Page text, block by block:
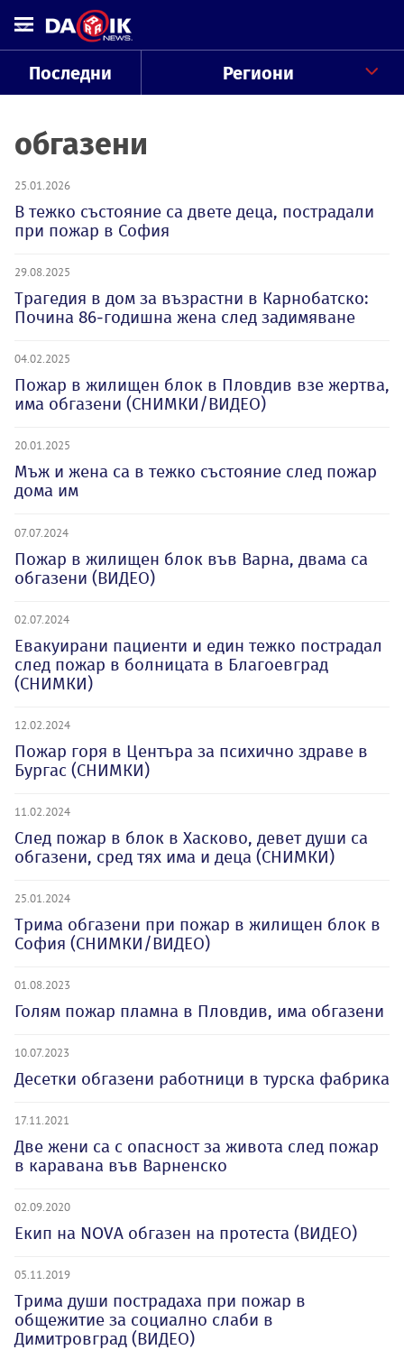
Последни Региони
обгазени
25.01.2026
В тежко състояние са двете деца, пострадали
при пожар в София
29.08.2025
Трагедия в дом за възрастни в Карнобатско:
Почина 86-годишна жена след задимяване
04.02.2025
Пожар в жилищен блок в Пловдив взе жертва,
има обгазени (СНИМКИ/ВИДЕО)
20.01.2025
Мъж и жена са в тежко състояние след пожар
дома им
07.07.2024
Пожар в жилищен блок във Варна, двама са
обгазени (ВИДЕО)
02.07.2024
Евакуирани пациенти и един тежко пострадал
след пожар в болницата в Благоевград
(СНИМКИ)
12.02.2024
Пожар горя в Центъра за психично здраве в
Бургас (СНИМКИ)
11.02.2024
След пожар в блок в Хасково, девет души са
обгазени, сред тях има и деца (СНИМКИ)
25.01.2024
Трима обгазени при пожар в жилищен блок в
София (СНИМКИ/ВИДЕО)
01.08.2023
Голям пожар пламна в Пловдив, има обгазени
10.07.2023
Десетки обгазени работници в турска фабрика
17.11.2021
Две жени са с опасност за живота след пожар
в каравана във Варненско
02.09.2020
Екип на NOVA обгазен на протеста (ВИДЕО)
05.11.2019
Трима души пострадаха при пожар в
общежитие за социално слаби в
Димитровград (ВИДЕО)